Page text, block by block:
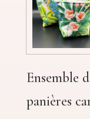
Ensemble
panières